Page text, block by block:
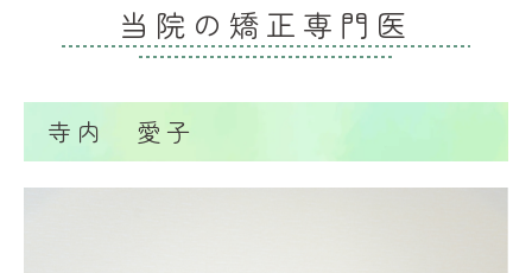
当院の矯正専門医
寺内 愛子